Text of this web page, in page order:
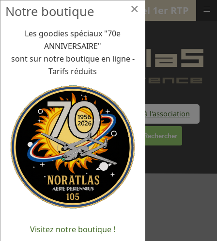
Faire un don à l'association
Rechercher
×
Notre boutique
Les goodies spéciaux "70e
ANNIVERSAIRE"
sont sur notre boutique en ligne -
Tarifs réduits
Visitez notre boutique !
7/09/21 : Francazal - St-Michel 1er RTP ≡